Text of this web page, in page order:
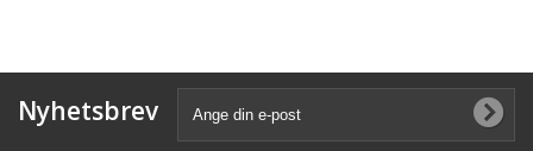
Nyhetsbrev